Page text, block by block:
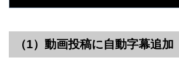
（1）動画投稿に自動字幕追加